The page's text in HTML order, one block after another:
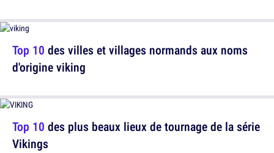
Top 10 des plus beaux lieux de tournage de la série
Vikings
Top 10 des villes et villages normands aux noms
d'origine viking